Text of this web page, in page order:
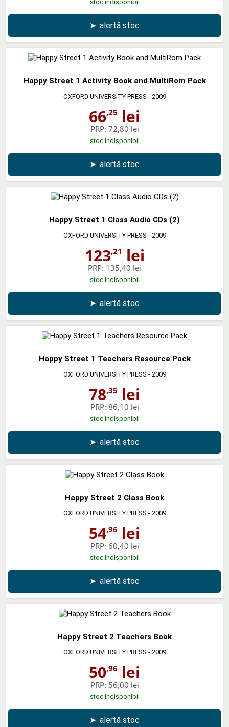
stoc indisponibil
➤ alertă stoc
Happy Street 1 Activity Book and MultiRom Pack
OXFORD UNIVERSITY PRESS - 2009
66,25 lei
PRP: 72,80 lei
stoc indisponibil
➤ alertă stoc
Happy Street 1 Class Audio CDs (2)
OXFORD UNIVERSITY PRESS - 2009
123,21 lei
PRP: 135,40 lei
stoc indisponibil
➤ alertă stoc
Happy Street 1 Teachers Resource Pack
OXFORD UNIVERSITY PRESS - 2009
78,35 lei
PRP: 86,10 lei
stoc indisponibil
➤ alertă stoc
Happy Street 2 Class Book
OXFORD UNIVERSITY PRESS - 2009
54,96 lei
PRP: 60,40 lei
stoc indisponibil
➤ alertă stoc
Happy Street 2 Teachers Book
OXFORD UNIVERSITY PRESS - 2009
50,96 lei
PRP: 56,00 lei
stoc indisponibil
➤ alertă stoc